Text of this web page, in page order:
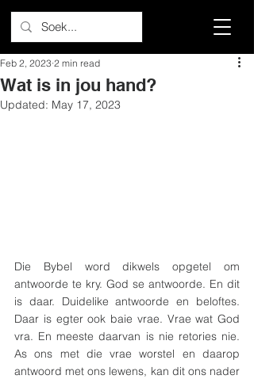
Wat is in jou hand?
Feb 2, 2023 2 min read
Updated: May 17, 2023
Die Bybel word dikwels opgetel om
antwoorde te kry. God se antwoorde. En dit
is daar. Duidelike antwoorde en beloftes.
Daar is egter ook baie vrae. Vrae wat God
vra. En meeste daarvan is nie retories nie.
As ons met die vrae worstel en daarop
antwoord met ons lewens, kan dit ons nader